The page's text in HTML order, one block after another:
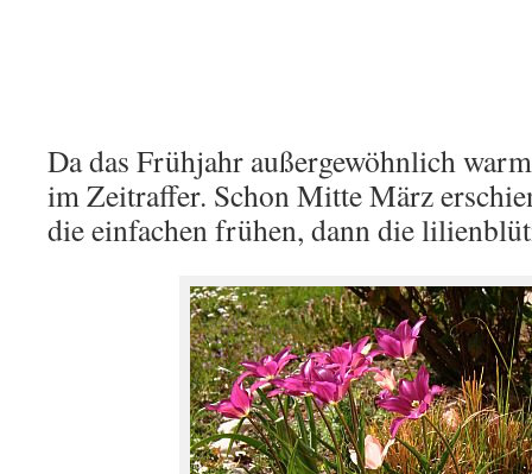
Da das Frühjahr außergewöhnlich
im Zeitraffer. Schon Mitte März
die einfachen frühen, dann die